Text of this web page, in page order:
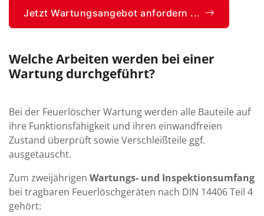
Jetzt Wartungsangebot anfordern ...
Welche Arbeiten werden bei einer
Wartung durchgeführt?
Bei der Feuerlöscher Wartung werden alle Bau­teile auf
ihre Funk­tions­fähig­keit und ihren ein­wand­freien
Zustand über­prüft sowie Verschleiß­teile ggf.
ausgetauscht.
Zum zwei­jährigen Wartungs- und Inspek­tions­umfang
bei trag­baren Feuer­lösch­geräten nach DIN 14406 Teil 4
gehört: